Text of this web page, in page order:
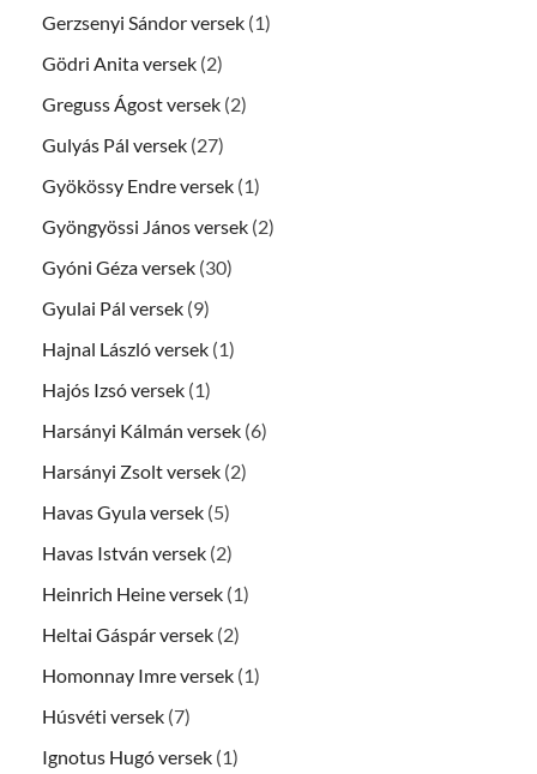
Gerzsenyi Sándor versek (1)
Gödri Anita versek (2)
Greguss Ágost versek (2)
Gulyás Pál versek (27)
Gyökössy Endre versek (1)
Gyöngyössi János versek (2)
Gyóni Géza versek (30)
Gyulai Pál versek (9)
Hajnal László versek (1)
Hajós Izsó versek (1)
Harsányi Kálmán versek (6)
Harsányi Zsolt versek (2)
Havas Gyula versek (5)
Havas István versek (2)
Heinrich Heine versek (1)
Heltai Gáspár versek (2)
Homonnay Imre versek (1)
Húsvéti versek (7)
Ignotus Hugó versek (1)